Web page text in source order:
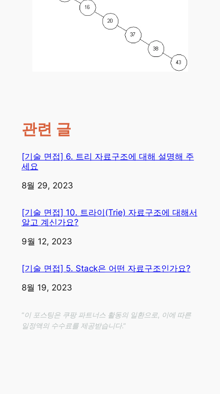
관련 글
[기술 면접] 6. 트리 자료구조에 대해 설명해 주
세요
일자
8월 29, 2023
[기술 면접] 10. 트라이(Trie) 자료구조에 대해서
알고 계신가요?
일자
9월 12, 2023
[기술 면접] 5. Stack은 어떤 자료구조인가요?
일자
8월 19, 2023
“이 포스팅은 쿠팡 파트너스 활동의 일환으로, 이에 따른
일정액의 수수료를 제공받습니다.”